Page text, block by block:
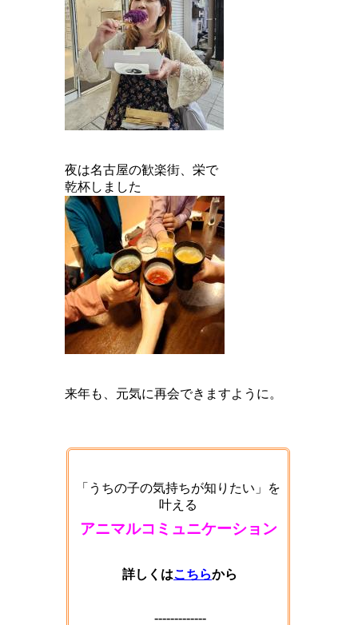
夜は名古屋の歓楽街、栄で
乾杯しました
来年も、元気に再会できますように。
「うちの子の気持ちが知りたい」を
叶える
アニマルコミュニケーション
詳しくはこちらから
-------------